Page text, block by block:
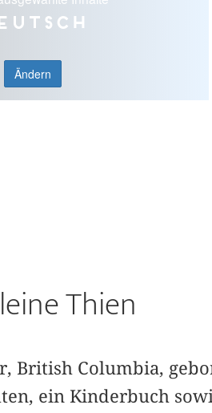
Ändern
Thien
British Columbia,
ein Kinderbuch